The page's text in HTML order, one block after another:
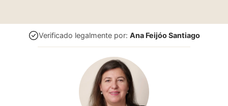
Verificado legalmente por: Ana Feijóo Santiago